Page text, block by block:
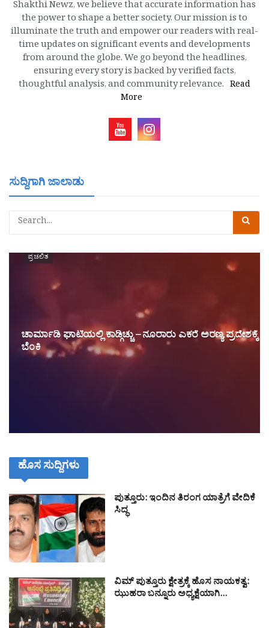
Shakthi Newz, we believe that accurate information has
the power to shape a better society. Our mission is to
illuminate the truth and empower our readers with real-
time updates on significant events and developments
from around the globe. We go beyond the headlines,
ensuring every story is backed by verified facts,
thoughtful analysis, and community relevance. Read
More
ಸುದ್ದಿಗಾಗಿ ಜಾಲಾಡು
ಪ್ರಚಲಿತ
ಚಾರ್ಮಾಡಿ ಘಾಟಿಯಲ್ಲಿ ಕಾಡ್ಗಿಚ್ಚು – ನೂರಾರು ಎಕರೆ ಅರಣ್ಯ ಪ್ರದೇಶಕ್ಕೆ
ಬೆಂಕಿ
ಹೊಸ ಸುದ್ದಿಗಳು
ಪುತ್ತೂರು: ಇಂದಿನ ತಿರಂಗ ಯಾತ್ರೆಗೆ ವೇದಿಕೆ
ಸಿದ್ಧ
ವಿಮ್ ಪುತ್ತೂರು ಕ್ಷೇತ್ರಕ್ಕೆ ಹೊಸ ನಾಯಕತ್ವ:
ಝುಹರಾ ಬನ್ನೂರು ಅಧ್ಯಕ್ಷೆಯಾಗಿ…